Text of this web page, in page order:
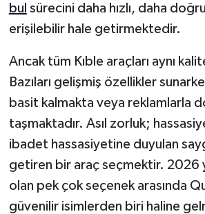
bul sürecini daha hızlı, daha
erişilebilir hale getirmektedir.
Ancak tüm Kıble araçları aynı
Bazıları gelişmiş özellikler
basit kalmakta veya reklamlarla
taşmaktadır. Asıl zorluk;
ibadet hassasiyetine duyulan
getiren bir araç seçmektir. 2026
olan pek çok seçenek arasında
güvenilir isimlerden biri haline